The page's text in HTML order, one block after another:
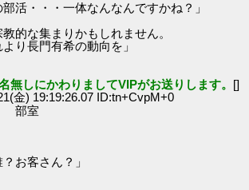
活・・・一体なんなんですかね？」
的な集まりかもしれません。
門有希の動向を」
無しにかわりましてVIPがお送りします。 []
金) 19:19:26.07 ID:tn+CvpM+0
部室
お客さん？」